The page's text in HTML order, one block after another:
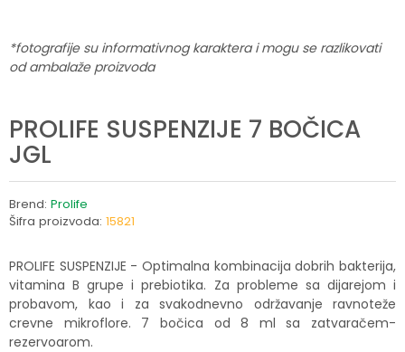
*fotografije su informativnog karaktera i mogu se razlikovati
od ambalaže proizvoda
PROLIFE SUSPENZIJE 7 BOČICA
JGL
Brend: Prolife
Šifra proizvoda: 15821
PROLIFE SUSPENZIJE - Optimalna kombinacija dobrih bakterija,
vitamina B grupe i prebiotika. Za probleme sa dijarejom i
probavom, kao i za svakodnevno održavanje ravnoteže
crevne mikroflore. 7 bočica od 8 ml sa zatvaračem-
rezervoarom.